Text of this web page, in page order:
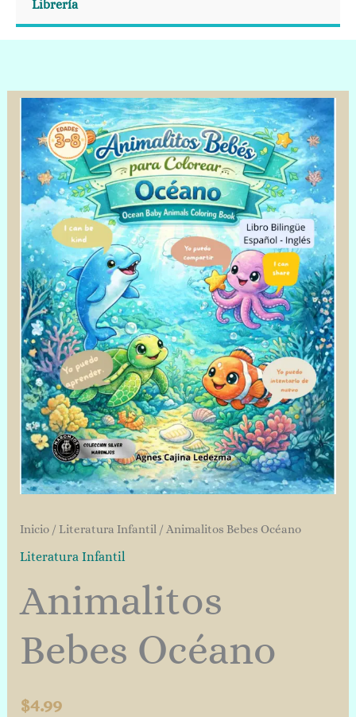
Librería
Inicio/ Literatura Infantil / Animalitos Bebes Océano
Literatura Infantil
Animalitos
Bebes Océano
$4.99
Animalitos
Bebes
Océano
cantidad